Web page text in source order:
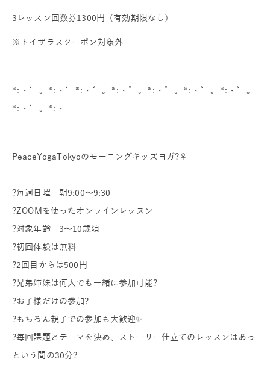
3レッスン回数券1300円（有効期限なし）
※トイザラスクーポン対象外
*:・゜。*:・゜*:・゜。*:・゜。*:・゜。*:・゜。*:・゜。
*:・゜。*:・
PeaceYogaTokyoのモーニングキッズヨガ?‍♀️
?毎週日曜 朝9:00〜9:30
?ZOOMを使ったオンラインレッスン
?対象年齢 3〜10歳頃
?初回体験は無料
?2回目からは500円
?兄弟姉妹は何人でも一緒に参加可能?
?お子様だけの参加?
?もちろん親子での参加も大歓迎✨
?毎回課題とテーマを決め、ストーリー仕立てのレッスンはあっ
という間の30分?